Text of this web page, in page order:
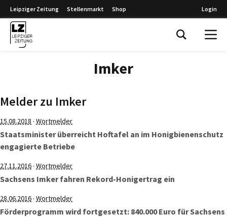
Leipziger Zeitung Stellenmarkt Shop Login
Imker
Melder zu Imker
15.08.2018 · Wortmelder
Staatsminister überreicht Hoftafel an im Honigbienenschutz
engagierte Betriebe
27.11.2016· Wortmelder
Sachsens Imker fahren Rekord-Honigertrag ein
28.06.2016· Wortmelder
Förderprogramm wird fortgesetzt: 840.000 Euro für Sachsens